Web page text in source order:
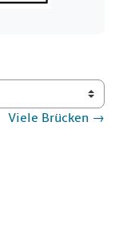
Viele Brücken →